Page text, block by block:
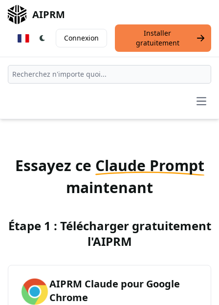
AIPRM
Connexion
Installer
gratuitement
Essayez ce Claude Prompt
maintenant
Étape 1 : Télécharger gratuitement
l'AIPRM
AIPRM Claude pour Google
Chrome